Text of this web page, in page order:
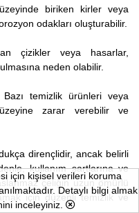
biriken kirler veya
odakları oluşturabilir.
çizikler veya hasarlar,
neden olabilir.
temizlik ürünleri veya
zarar verebilir ve
dirençlidir, ancak belirli
kullanım şartlarına ve
çeliğin uzun ömürlü
için düzenli temizlik ve
için kişisel verileri koruma
Detaylı bilgi almak
inceleyiniz.